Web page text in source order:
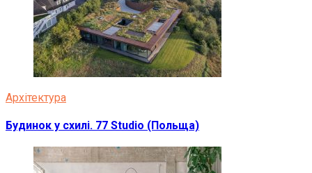
Архітектура
Будинок у схилі. 77 Studio (Польща)